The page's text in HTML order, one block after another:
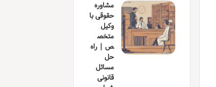
مشاوره
حقوقی با
وکیل
متخص
ص | راه
حل
مسائل
قانونی